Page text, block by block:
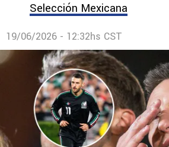
Selección Mexicana
19/06/2026 - 12:32hs CST